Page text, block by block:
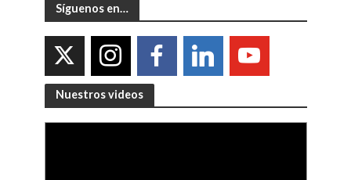
Síguenos en…
Nuestros videos